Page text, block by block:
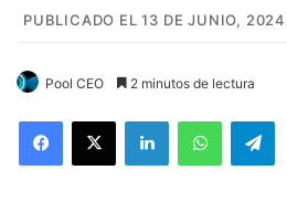
PUBLICADO EL 13 DE JUNIO, 2024
Pool CEO 2 minutos de lectura